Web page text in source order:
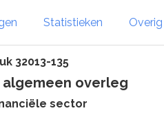
Statistieken
32013-135
algemeen overleg
sector